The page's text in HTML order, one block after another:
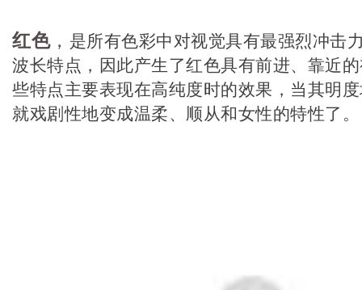
红色， 是所有色彩中对视觉具有最强烈冲击
波长特点，因此产生了红色具有前进、靠近
些特点主要表现在高纯度时的效果，当其明
就戏剧性地变成温柔、顺从和女性的特性了。